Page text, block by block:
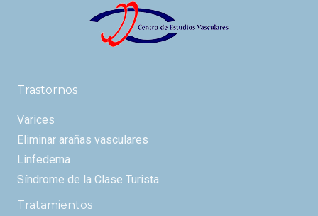
Trastornos
Varices
Eliminar arañas vasculares
Linfedema
Síndrome de la Clase Turista
Tratamientos